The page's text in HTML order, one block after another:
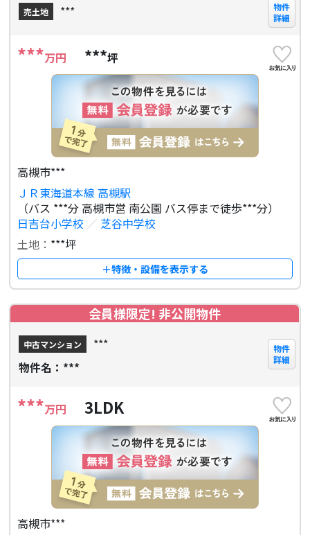
売土地 ***
物件
詳細
***万円 ***坪
高槻市***
ＪＲ東海道本線 高槻駅
（バス ***分 高槻市営 南公園 バス停まで徒歩***分）
日吉台小学校 ／ 芝谷中学校
土地： ***坪
＋特徴・設備を表示する
会員様限定! 非公開物件
中古マンション
***
物件名：***
物件
詳細
***万円 3LDK
高槻市***